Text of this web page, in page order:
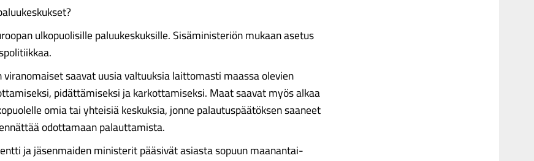
ulkopuolisille paluukeskuksille. Sisäministeriön mukaan asetus
viranomaiset saavat uusia valtuuksia laittomasti maassa olevien
pidättämiseksi ja karkottamiseksi. Maat saavat myös alkaa
omia tai yhteisiä keskuksia, jonne palautuspäätöksen saaneet
odottamaan palauttamista.
ja jäsenmaiden ministerit pääsivät asiasta sopuun maanantai-